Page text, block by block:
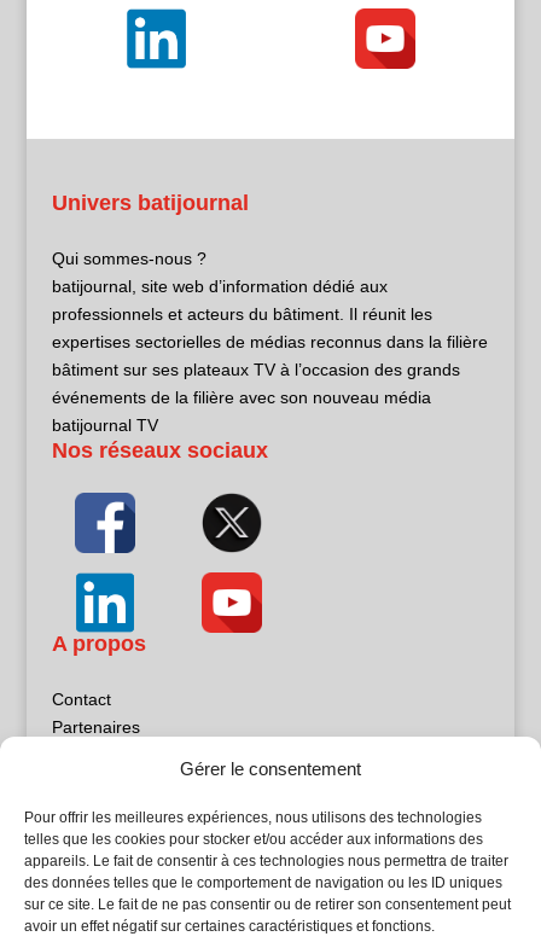
Gérer le consentement
Pour offrir les meilleures expériences, nous utilisons des technologies
telles que les cookies pour stocker et/ou accéder aux informations des
appareils. Le fait de consentir à ces technologies nous permettra de traiter
des données telles que le comportement de navigation ou les ID uniques
sur ce site. Le fait de ne pas consentir ou de retirer son consentement peut
avoir un effet négatif sur certaines caractéristiques et fonctions.
Univers batijournal
Qui sommes-nous ?
batijournal, site web d’information dédié aux
professionnels et acteurs du bâtiment. Il réunit les
expertises sectorielles de médias reconnus dans la filière
bâtiment sur ses plateaux TV à l’occasion des grands
événements de la filière avec son nouveau média
batijournal TV
Nos réseaux sociaux
A propos
Contact
Partenaires
Politique de confidentialité
Sites partenaires
5Façades
Atrium Patrimoine